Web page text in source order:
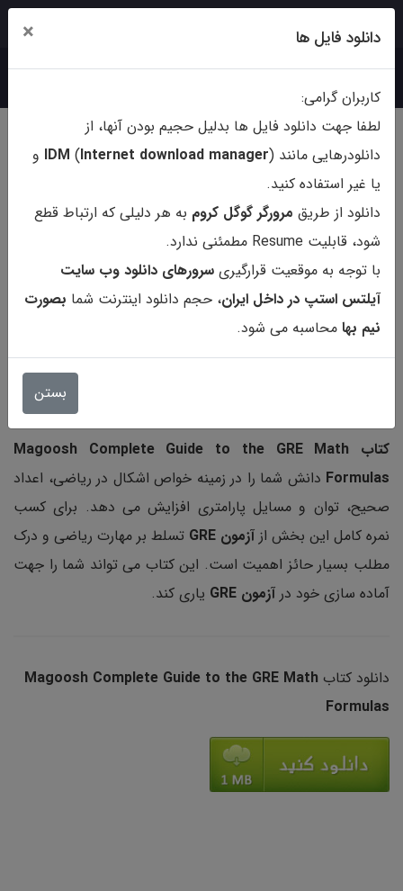
ورود ثبت‌نام
کتاب Magoosh Complete Guide
کتاب Magoosh Complete Guide to the GRE Math
Formulas دانش شما را در زمینه خواص اشکال در ریاضی، اعداد
صحیح، توان و مسایل پارامتری افزایش می دهد. برای کسب
نمره کامل این بخش از آزمون GRE
تسلط بر مهارت ریاضی و درک
مطلب بسیار حائز اهمیت است. این کتاب می تواند شما را جهت
آماده سازی خود در آزمون GRE یاری کند.
دانلود کتاب Magoosh Complete Guide to the GRE Math
Formulas
دانلود فایل ها ×
کاربران گرامی:
لطفا جهت دانلود فایل ها بدلیل حجیم بودن آنها، از
دانلودرهایی مانند (
Internet download manager
)
IDM و
یا غیر استفاده کنید.
دانلود از طریق مرورگر گوگل کروم به هر دلیلی که ارتباط قطع
شود، قابلیت Resume مطمئنی ندارد.
با توجه به موقعیت قرارگیری سرورهای دانلود وب سایت
آیلتس استپ در داخل ایران، حجم دانلود اینترنت شما بصورت
نیم بها محاسبه می شود.
بستن